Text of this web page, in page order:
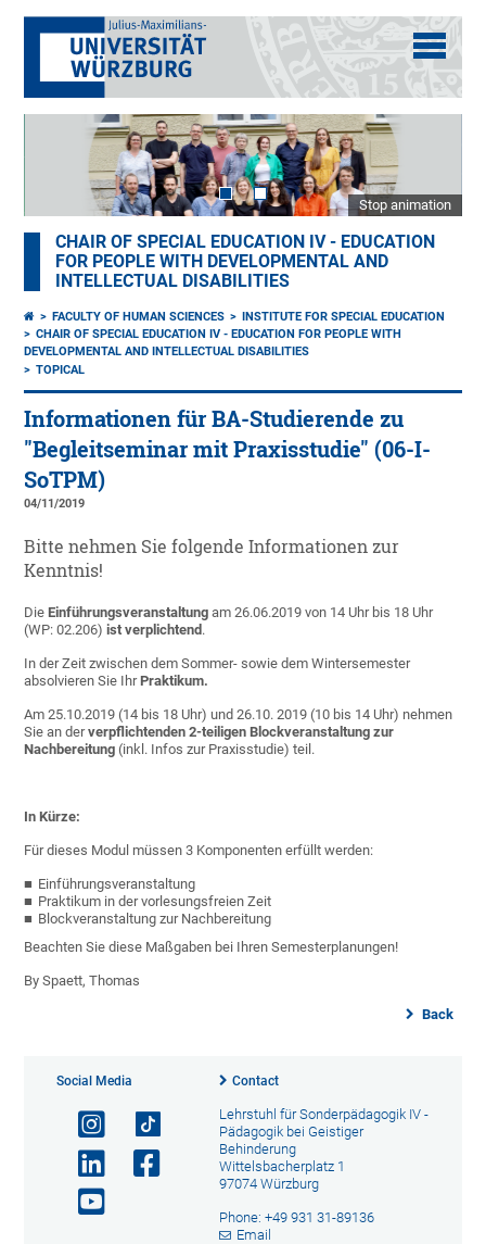
Stop animation
CHAIR OF SPECIAL EDUCATION IV - EDUCATION
FOR PEOPLE WITH DEVELOPMENTAL AND
INTELLECTUAL DISABILITIES
FACULTY OF HUMAN SCIENCES
INSTITUTE FOR SPECIAL EDUCATION
CHAIR OF SPECIAL EDUCATION IV - EDUCATION FOR PEOPLE WITH
DEVELOPMENTAL AND INTELLECTUAL DISABILITIES
TOPICAL
Informationen für BA-Studierende zu
"Begleitseminar mit Praxisstudie" (06-I-
SoTPM)
04/11/2019
Bitte nehmen Sie folgende Informationen zur
Kenntnis!
DieEinführungsveranstaltung am 26.06.2019 von 14 Uhr bis 18 Uhr
(WP: 02.206) ist verplichtend .
In der Zeit zwischen dem Sommer- sowie dem Wintersemester
absolvieren Sie IhrPraktikum.
Am 25.10.2019 (14 bis 18 Uhr) und 26.10. 2019 (10 bis 14 Uhr) nehmen
Sie an derverpflichtenden 2-teiligen Blockveranstaltung zur
Nachbereitung (inkl. Infos zur Praxisstudie) teil.
In Kürze:
Für dieses Modul müssen 3 Komponenten erfüllt werden:
Einführungsveranstaltung
Praktikum in der vorlesungsfreien Zeit
Blockveranstaltung zur Nachbereitung
Beachten Sie diese Maßgaben bei Ihren Semesterplanungen!
By Spaett, Thomas
Back
Social Media Contact
Lehrstuhl für Sonderpädagogik IV -
Pädagogik bei Geistiger
Behinderung
Wittelsbacherplatz 1
97074 Würzburg
Phone: +49 931 31-89136
Email